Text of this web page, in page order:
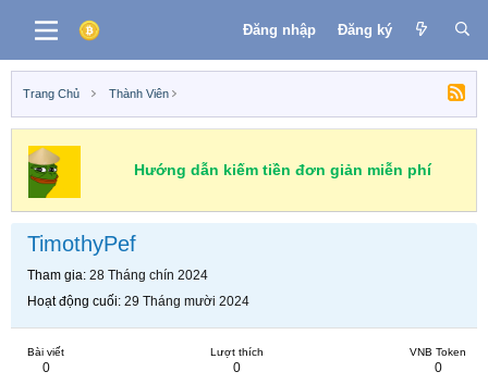
Đăng nhập Đăng ký
Trang Chủ Thành Viên
Hướng dẫn kiếm tiền đơn giản miễn phí
TimothyPef
Tham gia 28 Tháng chín 2024
Hoạt động cuối 29 Tháng mười 2024
Bài viết
0
Lượt thích
0
VNB Token
0